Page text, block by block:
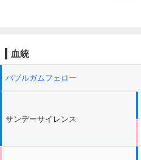
血統
バブルガムフェロー
サンデーサイレンス